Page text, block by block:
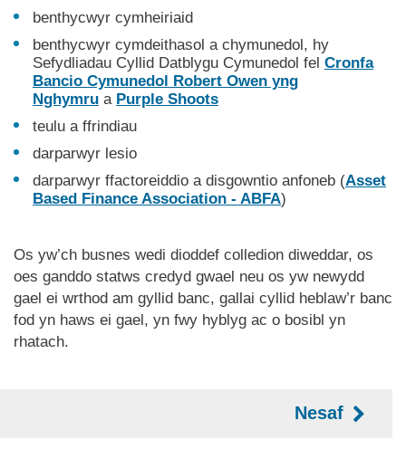
benthycwyr cymheiriaid
benthycwyr cymdeithasol a chymunedol, hy
Sefydliadau Cyllid Datblygu Cymunedol fel Cronfa
Bancio Cymunedol Robert Owen yng
Nghymru a Purple Shoots
teulu a ffrindiau
darparwyr lesio
darparwyr ffactoreiddio a disgowntio anfoneb (Asset
Based Finance Association - ABFA)
Os yw’ch busnes wedi dioddef colledion diweddar, os
oes ganddo statws credyd gwael neu os yw newydd
gael ei wrthod am gyllid banc, gallai cyllid heblaw’r banc
fod yn haws ei gael, yn fwy hyblyg ac o bosibl yn
rhatach.
Nesaf